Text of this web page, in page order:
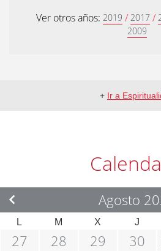
Ver otros años: 2019 / 2017 /
2009
+ Ir a
Agosto
L M X J
27 28 29 30